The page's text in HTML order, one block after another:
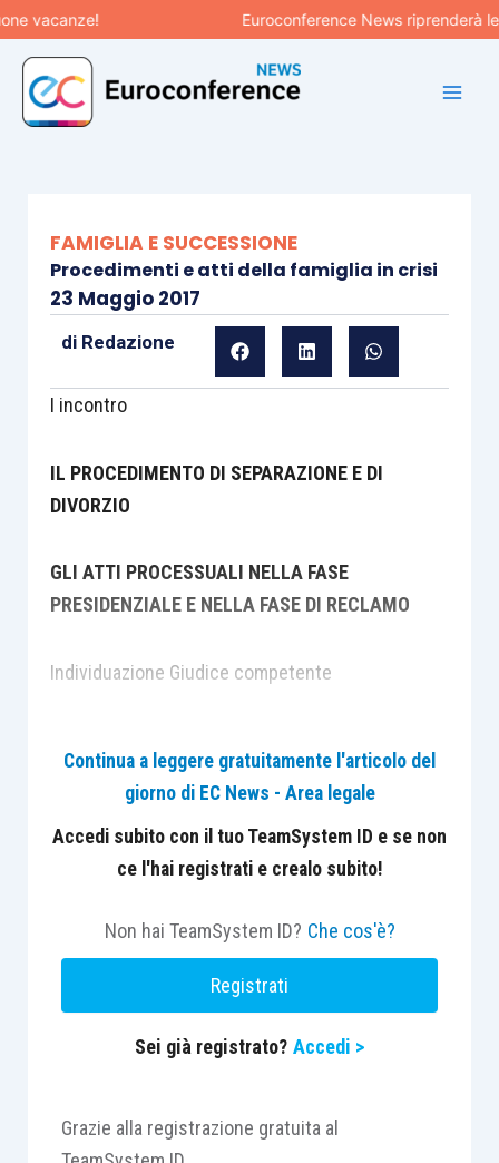
Vai
al
contenuto
Euroconference News riprenderà le
FAMIGLIA E SUCCESSIONE
Procedimenti e atti della famiglia in crisi
23 Maggio 2017
di Redazione
I incontro
IL PROCEDIMENTO DI SEPARAZIONE E DI
DIVORZIO
GLI ATTI PROCESSUALI NELLA FASE
PRESIDENZIALE E NELLA FASE DI RECLAMO
Individuazione Giudice competente
tecniche di redazione
Contenuto necessario e contenuto eventuale
cumulabili
richiesta di addebito: responsabilità
endofamiliare e risarcimento
Continua a leggere gratuitamente l'articolo del
giorno di EC News - Area legale
Accedi subito con il tuo TeamSystem ID e se non
ce l'hai registrati e crealo subito!
Non hai TeamSystem ID? Che cos'è?
Registrati
Sei già registrato? Accedi >
Grazie alla registrazione gratuita al